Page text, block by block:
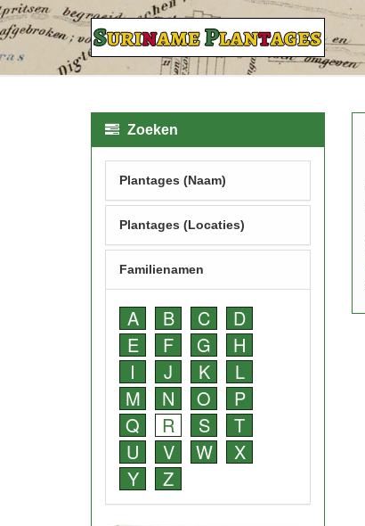
Zoeken
Plantages (Naam)
Plantages (Locaties)
Familienamen
A B C
D
E
F G
H
I
J K
L
M
N O
P
Q
R S
T
U
V W
X
Y
Z